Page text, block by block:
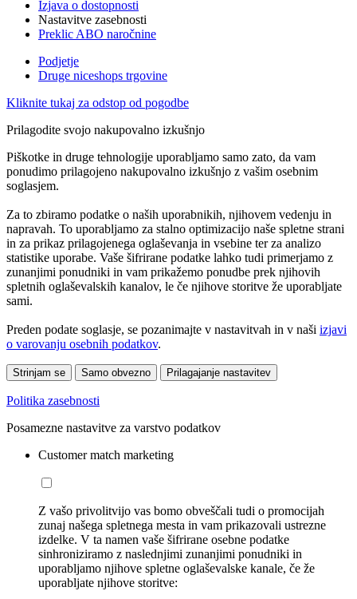
Izjava o dostopnosti
Nastavitve zasebnosti
Preklic ABO naročnine
Podjetje
Druge niceshops trgovine
Kliknite tukaj za odstop od pogodbe
Prilagodite svojo nakupovalno izkušnjo
Piškotke in druge tehnologije uporabljamo samo zato, da vam
ponudimo prilagojeno nakupovalno izkušnjo z vašim osebnim
soglasjem.
Za to zbiramo podatke o naših uporabnikih, njihovem vedenju in
napravah. To uporabljamo za stalno optimizacijo naše spletne strani
in za prikaz prilagojenega oglaševanja in vsebine ter za analizo
statistike uporabe. Vaše šifrirane podatke lahko tudi primerjamo z
zunanjimi ponudniki in vam prikažemo ponudbe prek njihovih
spletnih oglaševalskih kanalov, le če njihove storitve že uporabljate
sami.
Preden podate soglasje, se pozanimajte v nastavitvah in v naši izjavi
o varovanju osebnih podatkov.
Strinjam se Samo obvezno Prilagajanje nastavitev
Politika zasebnosti
Posamezne nastavitve za varstvo podatkov
Customer match marketing
Z vašo privolitvijo vas bomo obveščali tudi o promocijah
zunaj našega spletnega mesta in vam prikazovali ustrezne
izdelke. V ta namen vaše šifrirane osebne podatke
sinhroniziramo z naslednjimi zunanjimi ponudniki in
uporabljamo njihove spletne oglaševalske kanale, če že
uporabljate njihove storitve: